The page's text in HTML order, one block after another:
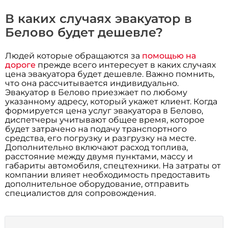
В каких случаях эвакуатор в
Белово будет дешевле?
Людей которые обращаются за помощью на
дороге прежде всего интересует в каких случаях
цена эвакуатора будет дешевле. Важно помнить,
что она рассчитывается индивидуально.
Эвакуатор в Белово приезжает по любому
указанному адресу, который укажет клиент. Когда
формируется цена услуг эвакуатора в Белово,
диспетчеры учитывают общее время, которое
будет затрачено на подачу транспортного
средства, его погрузку и разгрузку на месте.
Дополнительно включают расход топлива,
расстояние между двумя пунктами, массу и
габариты автомобиля, спецтехники. На затраты от
компании влияет необходимость предоставить
дополнительное оборудование, отправить
специалистов для сопровождения.